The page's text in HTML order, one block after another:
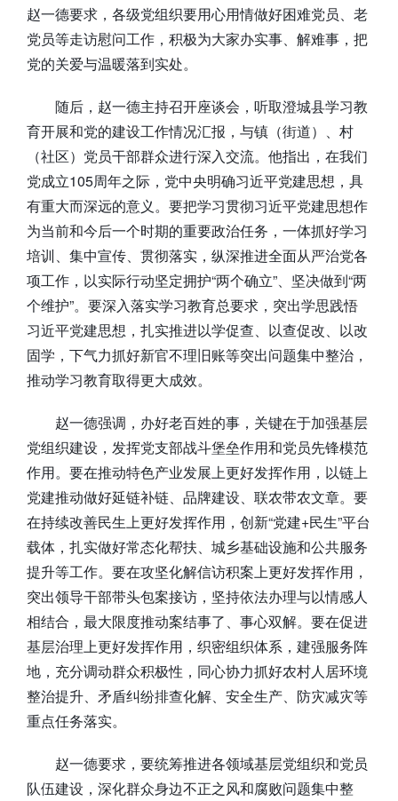
赵一德要求，各级党组织要用心用情做好困难党员、老
党员等走访慰问工作，积极为大家办实事、解难事，把
党的关爱与温暖落到实处。
随后，赵一德主持召开座谈会，听取澄城县学习教
育开展和党的建设工作情况汇报，与镇（街道）、村
（社区）党员干部群众进行深入交流。他指出，在我们
党成立105周年之际，党中央明确习近平党建思想，具
有重大而深远的意义。要把学习贯彻习近平党建思想作
为当前和今后一个时期的重要政治任务，一体抓好学习
培训、集中宣传、贯彻落实，纵深推进全面从严治党各
项工作，以实际行动坚定拥护“两个确立”、坚决做到“两
个维护”。要深入落实学习教育总要求，突出学思践悟
习近平党建思想，扎实推进以学促查、以查促改、以改
固学，下气力抓好新官不理旧账等突出问题集中整治，
推动学习教育取得更大成效。
赵一德强调，办好老百姓的事，关键在于加强基层
党组织建设，发挥党支部战斗堡垒作用和党员先锋模范
作用。要在推动特色产业发展上更好发挥作用，以链上
党建推动做好延链补链、品牌建设、联农带农文章。要
在持续改善民生上更好发挥作用，创新“党建+民生”平台
载体，扎实做好常态化帮扶、城乡基础设施和公共服务
提升等工作。要在攻坚化解信访积案上更好发挥作用，
突出领导干部带头包案接访，坚持依法办理与以情感人
相结合，最大限度推动案结事了、事心双解。要在促进
基层治理上更好发挥作用，织密组织体系，建强服务阵
地，充分调动群众积极性，同心协力抓好农村人居环境
整治提升、矛盾纠纷排查化解、安全生产、防灾减灾等
重点任务落实。
赵一德要求，要统筹推进各领域基层党组织和党员
队伍建设，深化群众身边不正之风和腐败问题集中整